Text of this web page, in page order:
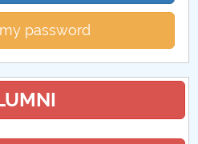
password